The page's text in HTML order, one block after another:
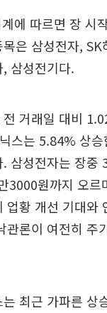
에 따르면 장 시
은 삼성전자, SK
삼성전기다.
거래일 대비
스는 5.84% 상
삼성전자는 장중
3000원까지 오르
업황 개선 기대와
관론이 여전히 주
최근 가파른 상